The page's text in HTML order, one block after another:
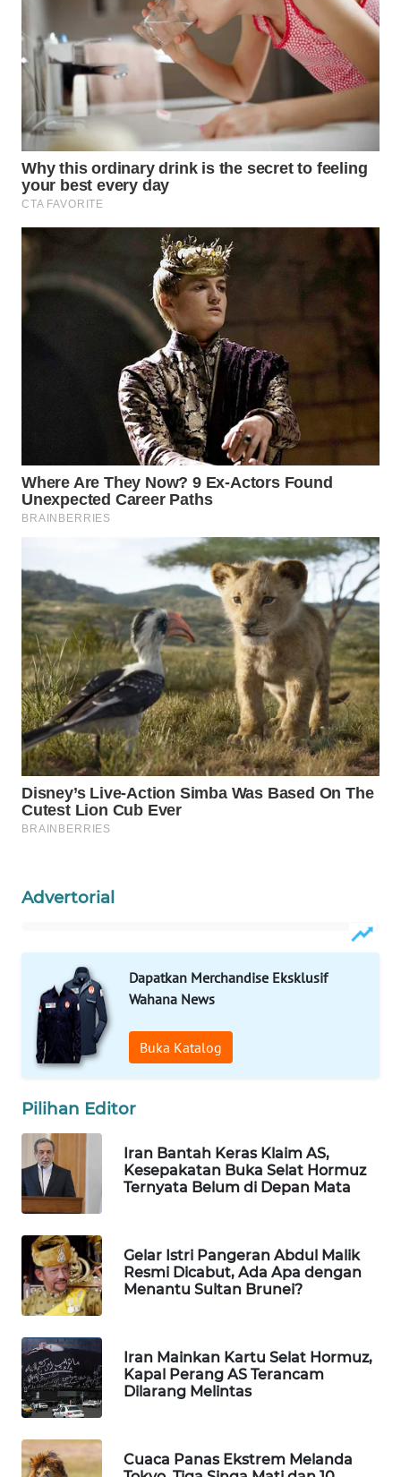
Advertorial
Dapatkan Merchandise Eksklusif
Wahana News
Buka Katalog
Pilihan Editor
Iran Bantah Keras Klaim AS,
Kesepakatan Buka Selat Hormuz
Ternyata Belum di Depan Mata
Gelar Istri Pangeran Abdul Malik
Resmi Dicabut, Ada Apa dengan
Menantu Sultan Brunei?
Iran Mainkan Kartu Selat Hormuz,
Kapal Perang AS Terancam
Dilarang Melintas
Cuaca Panas Ekstrem Melanda
WN
MANDALIKA
WN
LIKUPANG
WN
LABUANBAJO
WN
Wahana
Media
WAHANA
ADVOKAT
INFRASTRUKTUR
WAHANA
KONSUMEN
WAHANA
LISTRIK
WAHANA
TRAVEL
WAHANA
WAHANANEWS
WAHANANEWS
CO ID
WAHANANEWS
NET
WAHANA
SPORT
WAHANA
UMKM
SELEB
WAHANA
PERSONA
WAHANA
OTOMOTIF
HEALTH